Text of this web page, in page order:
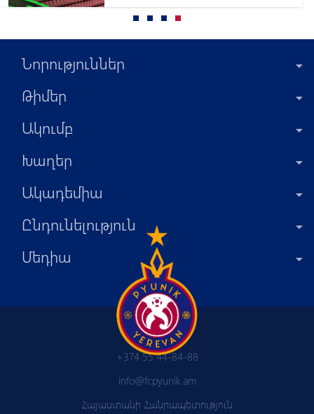
Նորություններ
Թիմեր
Ակումբ
Խաղեր
Ակադեմիա
Ընդունելություն
Մեդիա
+374 55 44-84-88
info@fcpyunik.am
Հայաստանի Հանրապետություն